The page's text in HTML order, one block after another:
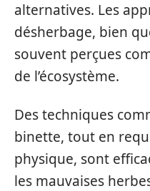
alternatives. Les
désherbage, bien
souvent perçues
de l’écosystème.
Des techniques
binette, tout en
physique, sont
les mauvaises